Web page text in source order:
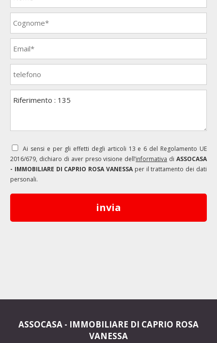
Ai sensi e per gli effetti degli articoli 13 e 6 del Regolamento UE
2016/679, dichiaro di aver preso visione dell’informativa di ASSOCASA
- IMMOBILIARE DI CAPRIO ROSA VANESSA per il trattamento dei dati
personali.
ASSOCASA - IMMOBILIARE DI CAPRIO ROSA
VANESSA